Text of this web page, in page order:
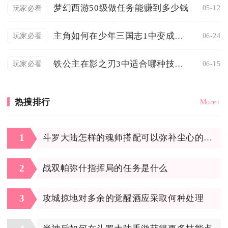
玩家必看 梦幻西游50级做任务能赚到多少钱 05-12
玩家必看 主角如何在少年三国志1中变成了玄金 06-24
玩家必看 铁公主在影之刃3中适合哪种技能搭配心法 06-15
热搜排行 More+
1 斗罗大陆怎样的魂师搭配可以弥补尘心的不足
2 战双帕弥什指挥局的任务是什么
3 攻城掠地对多余的觉醒酒应采取何种处理